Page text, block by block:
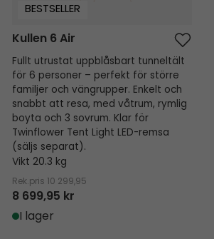
BESTSELLER
Kullen 6 Air
Fullt utrustat uppblåsbart tunneltält
för 6 personer – perfekt för större
familjer och vängrupper. Enkelt och
snabbt att resa, med våtrum, rymlig
boyta och 3 sovrum. Klar för
Twinflower Tent Light LED-remsa
(säljs separat).
Vikt 20.3 kg
Rek.pris 10 299,95
8 699,95 kr
I lager